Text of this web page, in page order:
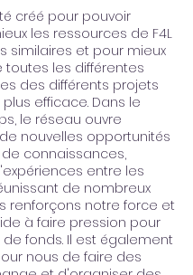
créé pour pouvoir
les ressources de F4L
similaires et pour mieux
toutes les différentes
des différents projets
efficace. Dans le
le réseau ouvre
nouvelles opportunités
connaissances,
entre les
de nombreux
renforçons notre force et
à faire pression pour
fonds. Il est également
nous de faire des